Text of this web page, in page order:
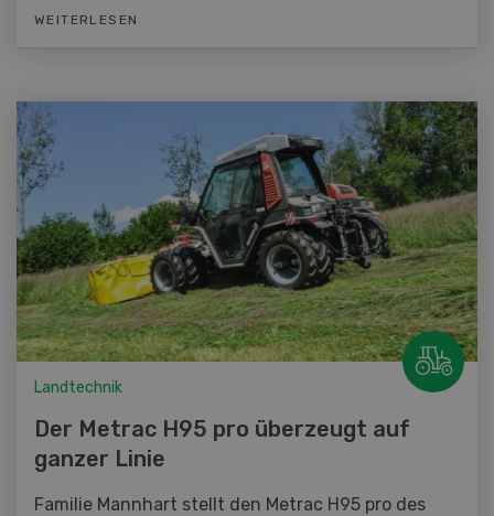
WEITERLESEN
Landtechnik
Der Metrac H95 pro überzeugt auf
ganzer Linie
Familie Mannhart stellt den Metrac H95 pro des